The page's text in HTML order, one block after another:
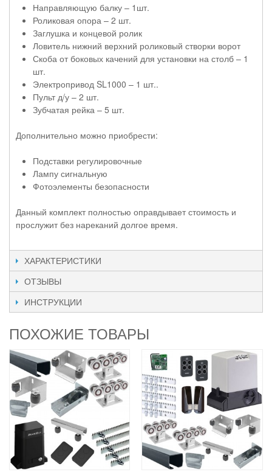
Направляющую балку – 1шт.
Роликовая опора – 2 шт.
Заглушка и концевой ролик
Ловитель нижний верхний роликовый створки ворот
Скоба от боковых качений для установки на столб – 1
шт.
Электропривод SL1000 – 1 шт..
Пульт д/у – 2 шт.
Зубчатая рейка – 5 шт.
Дополнительно можно приобрести:
Подставки регулировочные
Лампу сигнальную
Фотоэлементы безопасности
Данный комплект полностью оправдывает стоимость и
прослужит без нареканий долгое время.
ХАРАКТЕРИСТИКИ
ОТЗЫВЫ
ИНСТРУКЦИИ
ПОХОЖИЕ ТОВАРЫ